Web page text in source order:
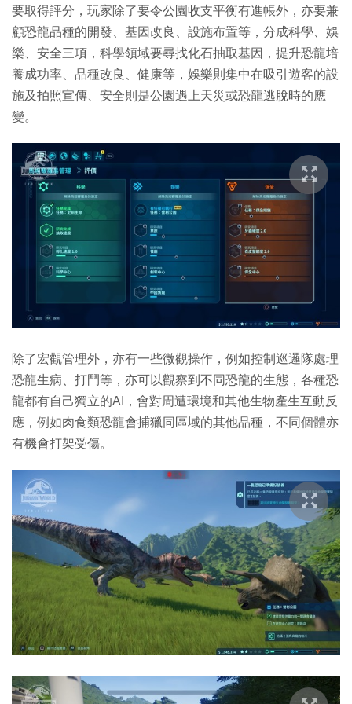
要取得評分，玩家除了要令公園收支平衡有進帳外，亦要兼
顧恐龍品種的開發、基因改良、設施布置等，分成科學、娛
樂、安全三項，科學領域要尋找化石抽取基因，提升恐龍培
養成功率、品種改良、健康等，娛樂則集中在吸引遊客的設
施及拍照宣傳、安全則是公園遇上天災或恐龍逃脫時的應
變。
除了宏觀管理外，亦有一些微觀操作，例如控制巡邏隊處理
恐龍生病、打鬥等，亦可以觀察到不同恐龍的生態，各種恐
龍都有自己獨立的AI，會對周遭環境和其他生物產生互動反
應，例如肉食類恐龍會捕獵同區域的其他品種，不同個體亦
有機會打架受傷。